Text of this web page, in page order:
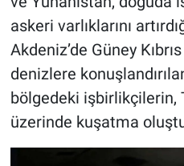
askeri varlıklarını
Akdeniz’de Güney
denizlere
bölgedeki işbirlikçilerin,
üzerinde kuşatma